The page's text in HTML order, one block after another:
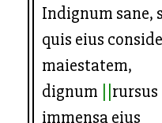
Indignum sane,
quis eius
maiestatem,
dignum
rursus
immensa eius